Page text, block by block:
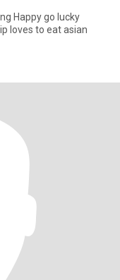
loves to eat asian